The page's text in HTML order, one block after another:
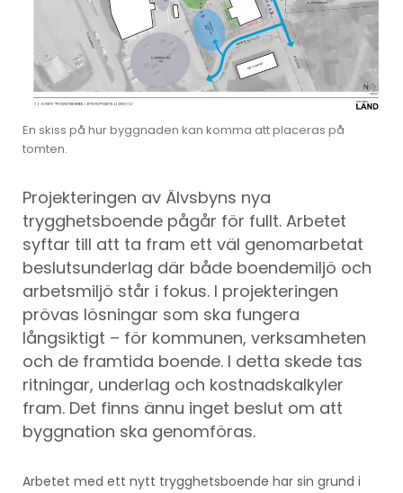
En skiss på hur byggnaden kan komma att placeras på
tomten.
Projekteringen av Älvsbyns nya
trygghetsboende pågår för fullt. Arbetet
syftar till att ta fram ett väl genomarbetat
beslutsunderlag där både boendemiljö och
arbetsmiljö står i fokus. I projekteringen
prövas lösningar som ska fungera
långsiktigt – för kommunen, verksamheten
och de framtida boende. I detta skede tas
ritningar, underlag och kostnadskalkyler
fram. Det finns ännu inget beslut om att
byggnation ska genomföras.
Arbetet med ett nytt trygghetsboende har sin grund i